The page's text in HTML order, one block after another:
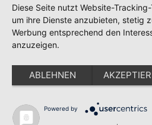
Polska
Português
Nederlands
Svenska
Diese Seite nutzt Website-
um ihre Dienste anzubieten, stetig
Werbung entsprechend den
anzuzeigen.
ABLEHNEN
Powered by